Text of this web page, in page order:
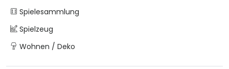
Spielesammlung
Spielzeug
Wohnen / Deko